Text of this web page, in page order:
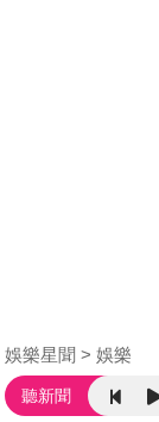
娛樂星聞 娛樂
聽新聞